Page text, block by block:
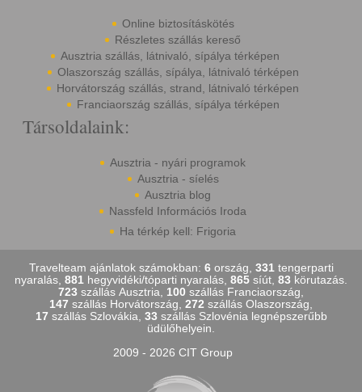
Online biztosításkötés
Részletes szállás kereső
Ausztria szállás, látnivaló, sípálya térképen
Olaszország szállás, sípálya, látnivaló térképen
Horvátország szállás, strand, látnivaló térképen
Franciaország szállás, sípálya térképen
Társoldalaink:
Ausztria - nyári programok
Ausztria - síelés
Ausztria blog
Nassfeld Információs Iroda
Ha térkép kell: Frigoria
Travelteam ajánlatok számokban: 6ország, 331tengerparti
nyaralás, 881 hegyvidéki/tóparti nyaralás, 865 síút, 83 körutazás.
723 szállás Ausztria, 100 szállás Franciaország,
147 szállás Horvátország, 272 szállás Olaszország,
17 szállás Szlovákia, 33 szállás Szlovénia legnépszerűbb
üdülőhelyein.
2009 - 2026 CIT Group